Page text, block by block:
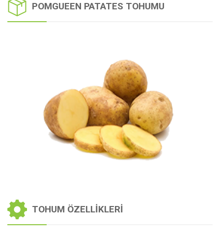
POMGUEEN PATATES TOHUMU
TOHUM ÖZELLIKLERI